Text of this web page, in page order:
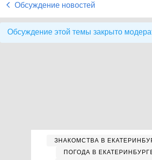
Обсуждение новостей
Обсуждение этой темы закрыто
ЗНАКОМСТВА В
ПОГОДА В